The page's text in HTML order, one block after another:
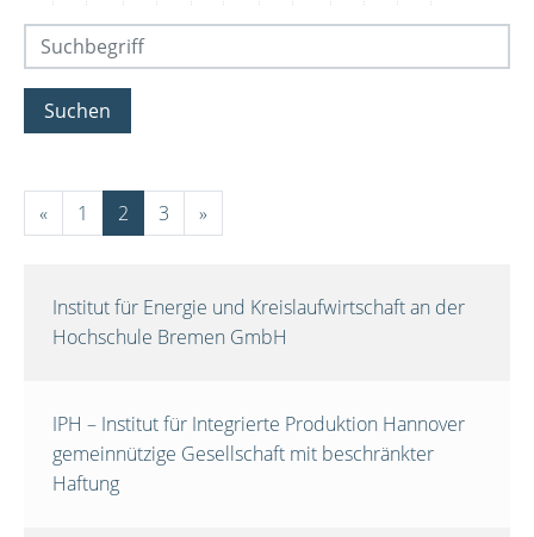
Suchen
« 1 2 3 »
Institut für Energie und Kreislaufwirtschaft an der
Hochschule Bremen GmbH
IPH – Institut für Integrierte Produktion Hannover
gemeinnützige Gesellschaft mit beschränkter
Haftung